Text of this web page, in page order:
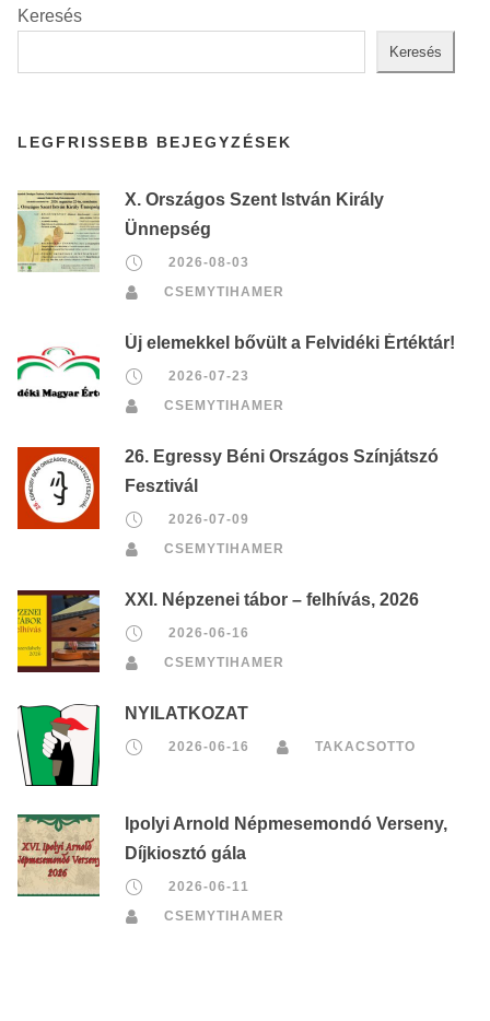
Keresés
Keresés
LEGFRISSEBB BEJEGYZÉSEK
X. Országos Szent István Király
Ünnepség
2026-08-03
CSEMYTIHAMER
Új elemekkel bővült a Felvidéki Értéktár!
2026-07-23
CSEMYTIHAMER
26. Egressy Béni Országos Színjátszó
Fesztivál
2026-07-09
CSEMYTIHAMER
XXI. Népzenei tábor – felhívás, 2026
2026-06-16
CSEMYTIHAMER
NYILATKOZAT
2026-06-16 TAKACSOTTO
Ipolyi Arnold Népmesemondó Verseny,
Díjkiosztó gála
2026-06-11
CSEMYTIHAMER